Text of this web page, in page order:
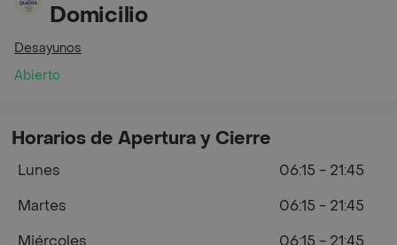
Domicilio
Desayunos
Abierto
Horarios de Apertura y Cierre
Lunes
06:15 - 21:45
Martes
06:15 - 21:45
Miércoles
06:15 - 21:45